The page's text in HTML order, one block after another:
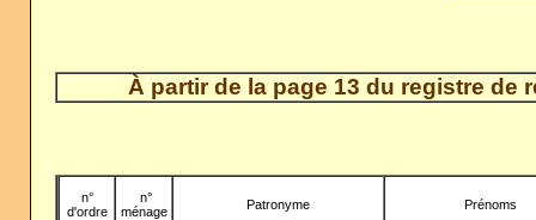
À partir de la page 13 du registre de
n°
d'ordre
-n°
ménage
Patronyme Prénoms